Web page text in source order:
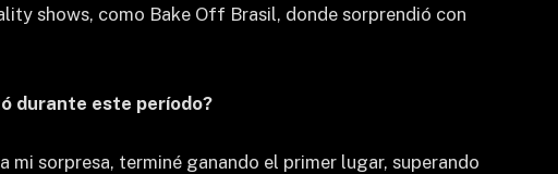
shows, como Bake Off Brasil, donde sorprendió con
durante este período?
sorpresa, terminé ganando el primer lugar, superando